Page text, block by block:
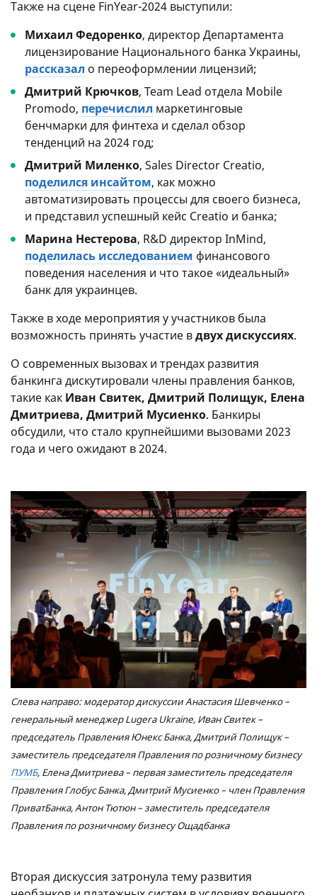
Также на сцене FinYear-2024 выступили:
Михаил Федоренко, директор Департамента
лицензирование Национального банка Украины,
рассказал о переоформлении лицензий;
Дмитрий Крючков, Team Lead отдела Mobile
Promodo, перечислил маркетинговые
бенчмарки для финтеха и сделал обзор
тенденций на 2024 год;
Дмитрий Миленко, Sales Director Creatio,
поделился инсайтом, как можно
автоматизировать процессы для своего бизнеса,
и представил успешный кейс Creatio и банка;
Марина Нестерова, R&D директор InMind,
поделилась исследованием финансового
поведения населения и что такое «идеальный»
банк для украинцев.
Также в ходе мероприятия у участников была
возможность принять участие вдвух дискуссиях.
О современных вызовах и трендах развития
банкинга дискутировали члены правления банков,
такие как Иван Свитек, Дмитрий Полищук, Елена
Дмитриева, Дмитрий Мусиенко. Банкиры
обсудили, что стало крупнейшими вызовами 2023
года и чего ожидают в 2024.
Слева направо: модератор дискуссии Анастасия Шевченко –
генеральный менеджер Lugera Ukraine, Иван Свитек –
председатель Правления Юнекс Банка, Дмитрий Полищук –
заместитель председателя Правления по розничному бизнесу
ПУМБ, Елена Дмитриева – первая заместитель председателя
Правления Глобус Банка, Дмитрий Мусиенко – член Правления
ПриватБанка, Антон Тютюн – заместитель председателя
Правления по розничному бизнесу Ощадбанка
Вторая дискуссия затронула тему развития